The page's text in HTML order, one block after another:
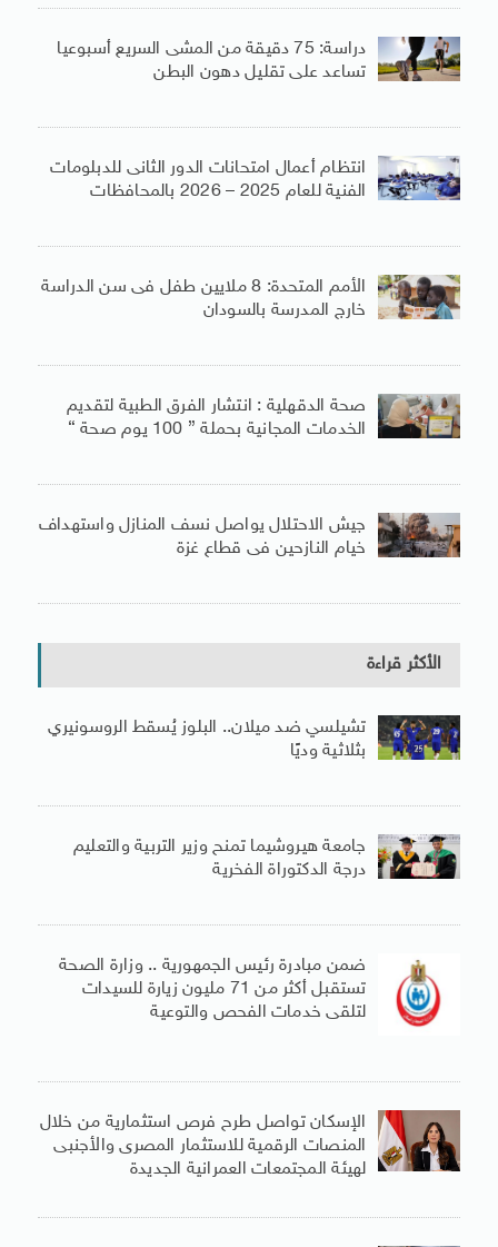
دراسة: 75 دقيقة من المشى السريع أسبوعيا
تساعد على تقليل دهون البطن
انتظام أعمال امتحانات الدور الثانى للدبلومات
الفنية للعام 2025 – 2026 بالمحافظات
الأمم المتحدة: 8 ملايين طفل فى سن الدراسة
خارج المدرسة بالسودان
صحة الدقهلية : انتشار الفرق الطبية لتقديم
الخدمات المجانية بحملة ” 100 يوم صحة “
جيش الاحتلال يواصل نسف المنازل واستهداف
خيام النازحين فى قطاع غزة
الأكثر قراءة
تشيلسي ضد ميلان.. البلوز يُسقط الروسونيري
بثلاثية وديًا
جامعة هيروشيما تمنح وزير التربية والتعليم
درجة الدكتوراة الفخرية
ضمن مبادرة رئيس الجمهورية .. وزارة الصحة
تستقبل أكثر من 71 مليون زيارة للسيدات
لتلقى خدمات الفحص والتوعية
الإسكان تواصل طرح فرص استثمارية من خلال
المنصات الرقمية للاستثمار المصرى والأجنبى
لهيئة المجتمعات العمرانية الجديدة